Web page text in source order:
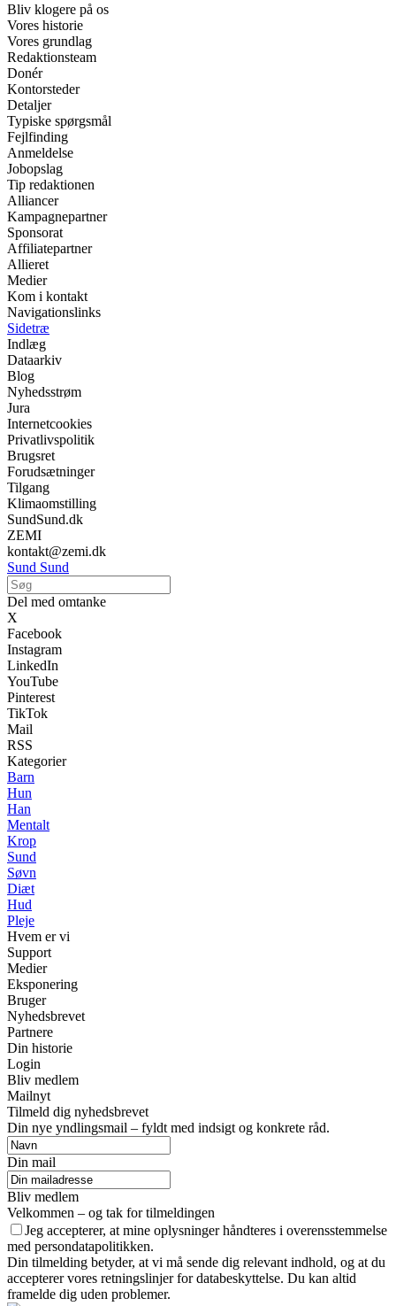
Bliv klogere på os
Vores historie
Vores grundlag
Redaktionsteam
Donér
Kontorsteder
Detaljer
Typiske spørgsmål
Fejlfinding
Anmeldelse
Jobopslag
Tip redaktionen
Alliancer
Kampagnepartner
Sponsorat
Affiliatepartner
Allieret
Medier
Kom i kontakt
Navigationslinks
Sidetræ
Indlæg
Dataarkiv
Blog
Nyhedsstrøm
Jura
Internetcookies
Privatlivspolitik
Brugsret
Forudsætninger
Tilgang
Klimaomstilling
SundSund.dk
ZEMI
kontakt@zemi.dk
Sund Sund
Del med omtanke
X
Facebook
Instagram
LinkedIn
YouTube
Pinterest
TikTok
Mail
RSS
Kategorier
Barn
Hun
Han
Mentalt
Krop
Sund
Søvn
Diæt
Hud
Pleje
Hvem er vi
Support
Medier
Eksponering
Bruger
Nyhedsbrevet
Partnere
Din historie
Login
Bliv medlem
Mailnyt
Tilmeld dig nyhedsbrevet
Din nye yndlingsmail – fyldt med indsigt og konkrete råd.
Din mail
Bliv medlem
Velkommen – og tak for tilmeldingen
Jeg accepterer, at mine oplysninger håndteres i overensstemmelse
med persondatapolitikken.
Din tilmelding betyder, at vi må sende dig relevant indhold, og at du
accepterer vores retningslinjer for databeskyttelse. Du kan altid
framelde dig uden problemer.